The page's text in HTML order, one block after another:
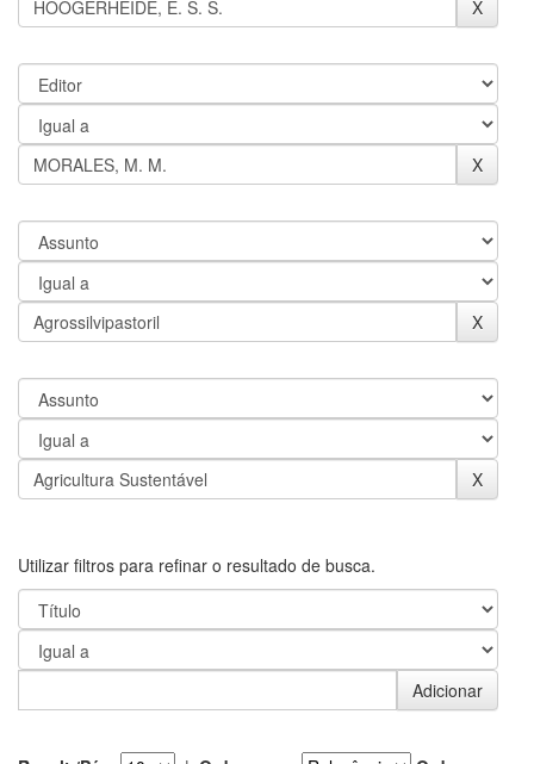
Utilizar filtros para refinar o resultado de busca.